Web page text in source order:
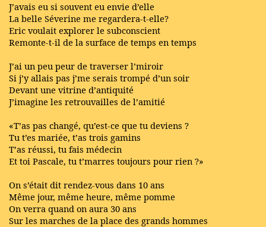
J’avais eu si souvent eu envie d’elle
La belle Séverine me regardera-t-elle?
Eric voulait explorer le subconscient
Remonte-t-il de la surface de temps en temps
J’ai un peu peur de traverser l’miroir
Si j’y allais pas j’me serais trompé d’un soir
Devant une vitrine d’antiquité
J’imagine les retrouvailles de l’amitié
«T’as pas changé, qu’est-ce que tu deviens ?
Tu t’es mariée, t’as trois gamins
T’as réussi, tu fais médecin
Et toi Pascale, tu t’marres toujours pour rien ?»
On s’était dit rendez-vous dans 10 ans
Même jour, même heure, même pomme
On verra quand on aura 30 ans
Sur les marches de la place des grands hommes